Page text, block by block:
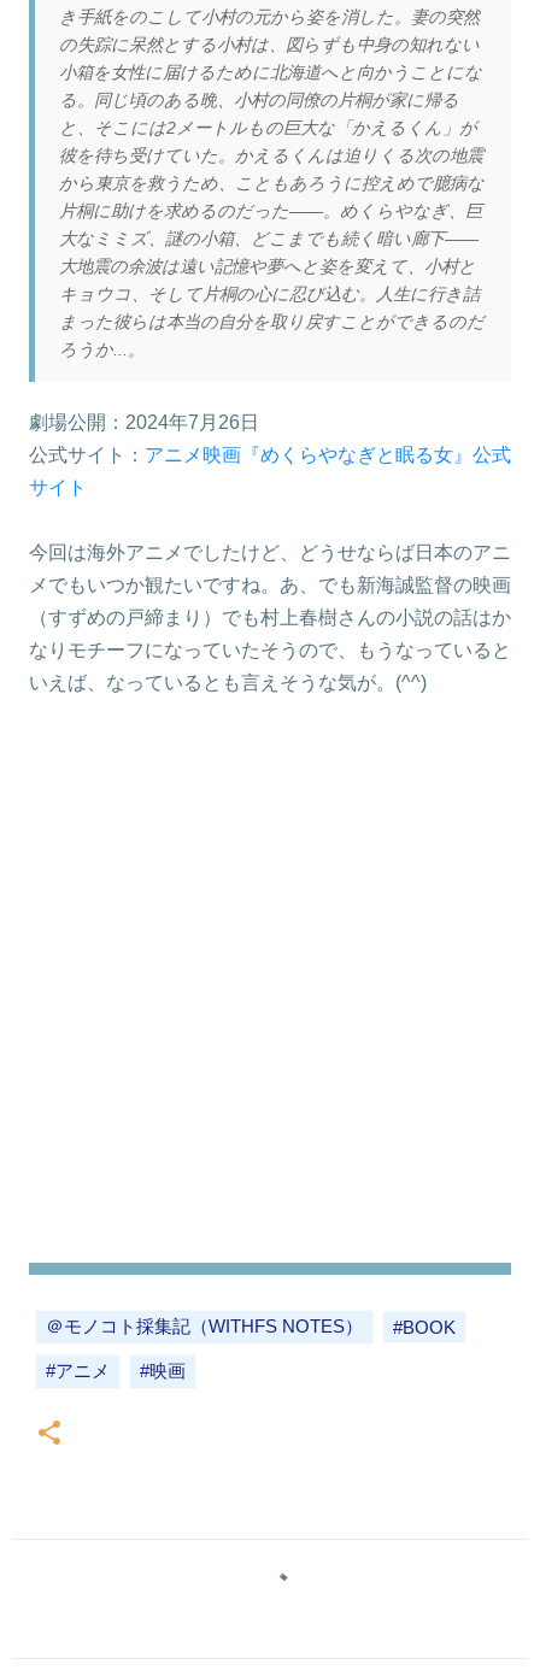
き手紙をのこして小村の元から姿を消した。妻の突然
の失踪に呆然とする小村は、図らずも中身の知れない
小箱を女性に届けるために北海道へと向かうことにな
る。同じ頃のある晩、小村の同僚の片桐が家に帰る
と、そこには2メートルもの巨大な「かえるくん」が
彼を待ち受けていた。かえるくんは迫りくる次の地震
から東京を救うため、こともあろうに控えめで臆病な
片桐に助けを求めるのだった――。めくらやなぎ、巨
大なミミズ、謎の小箱、どこまでも続く暗い廊下――
大地震の余波は遠い記憶や夢へと姿を変えて、小村と
キョウコ、そして片桐の心に忍び込む。人生に行き詰
まった彼らは本当の自分を取り戻すことができるのだ
ろうか...。
劇場公開：2024年7月26日
公式サイト： アニメ映画『めくらやなぎと眠る女』公式
サイト
今回は海外アニメでしたけど、どうせならば日本のアニ
メでもいつか観たいですね。あ、でも新海誠監督の映画
（すずめの戸締まり）でも村上春樹さんの小説の話はか
なりモチーフになっていたそうので、もうなっていると
いえば、なっているとも言えそうな気が。(^^)
＠モノコト採集記（WITHFS NOTES） #BOOK
#アニメ #映画